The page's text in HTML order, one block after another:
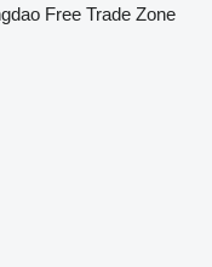
Free Trade Zone